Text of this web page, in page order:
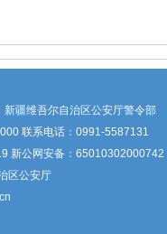
疆维吾尔自治区公安厅警令部
联系电话：0991-5587131
新公网安备：65010302000742
区公安厅